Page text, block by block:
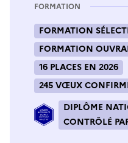
FORMATION
FORMATION
FORMATION
16 PLACES EN 2026
245 VŒUX
DIPLÔME
CONTRÔLÉ